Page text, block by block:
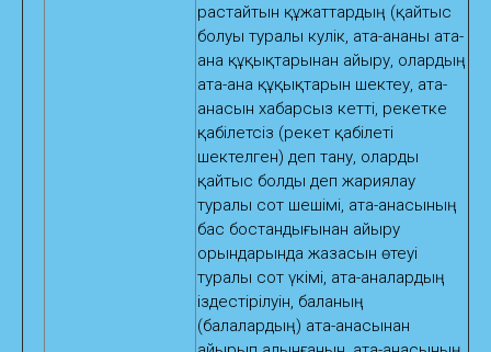
растайтын құжаттардың (қайтыс
болуы туралы куәлік, ата-ананы ата-
ана құқықтарынан айыру, олардың
ата-ана құқықтарын шектеу, ата-
анасын хабарсыз кетті, әрекетке
қабiлетсiз (әрекет қабiлетi
шектелген) деп тану, оларды
қайтыс болды деп жариялау
туралы сот шешімі, ата-анасының
бас бостандығынан айыру
орындарында жазасын өтеуi
туралы сот үкімі, ата-аналардың
іздестірілуін, баланың
(балалардың) ата-анасынан